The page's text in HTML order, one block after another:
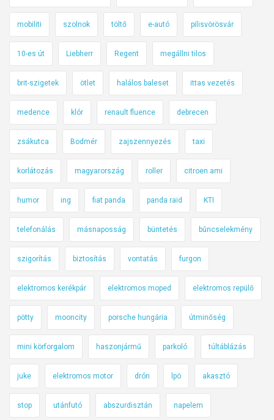
mobiliti szolnok töltő e-autó pilisvörösvár
10-es út Liebherr Regent megállni tilos
brit-szigetek ötlet halálos baleset ittas vezetés
medence klór renault fluence debrecen
zsákutca Bodmér zajszennyezés taxi
korlátozás magyarország roller citroen ami
humor ing fiat panda panda raid KTI
telefonálás másnaposság büntetés bűncselekmény
szigorítás biztosítás vontatás furgon
elektromos kerékpár elektromos moped elektromos repülő
pötty mooncity porsche hungária útminőség
mini körforgalom haszonjármű parkoló túltáblázás
juke elektromos motor drón lpö akasztó
stop utánfutó abszurdisztán napelem